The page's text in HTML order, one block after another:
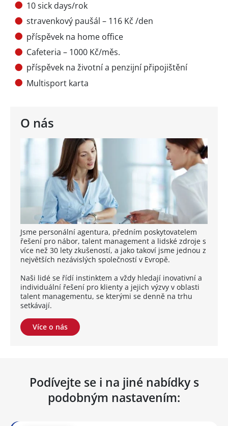
O nás
Jsme personální agentura, předním poskytovatelem
řešení pro nábor, talent management a lidské zdroje s
více než 30 lety zkušeností, a jako takoví jsme jednou z
největších nezávislých společností v Evropě.
Naši lidé se řídí instinktem a vždy hledají inovativní a
individuální řešení pro klienty a jejich výzvy v oblasti
talent managementu, se kterými se denně na trhu
setkávají.
Více o nás
10 sick days/rok
stravenkový paušál – 116 Kč /den
příspěvek na home office
Cafeteria – 1000 Kč/měs.
příspěvek na životní a penzijní připojištění
Multisport karta
Podívejte se i na jiné nabídky s
podobným nastavením: